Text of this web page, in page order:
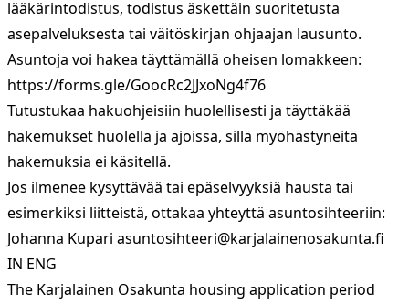
lääkärintodistus, todistus äskettäin suoritetusta
asepalveluksesta tai väitöskirjan ohjaajan lausunto.
Asuntoja voi hakea täyttämällä oheisen lomakkeen:
https://forms.gle/GoocRc2JJxoNg4f76
Tutustukaa hakuohjeisiin huolellisesti ja täyttäkää
hakemukset huolella ja ajoissa, sillä myöhästyneitä
hakemuksia ei käsitellä.
Jos ilmenee kysyttävää tai epäselvyyksiä hausta tai
esimerkiksi liitteistä, ottakaa yhteyttä asuntosihteeriin:
Johanna Kupari asuntosihteeri@karjalainenosakunta.fi
IN ENG
The Karjalainen Osakunta housing application period